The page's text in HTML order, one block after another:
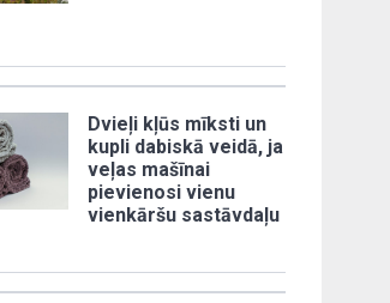
Dvieļi kļūs mīksti un
kupli dabiskā veidā, ja
veļas mašīnai
pievienosi vienu
vienkāršu sastāvdaļu